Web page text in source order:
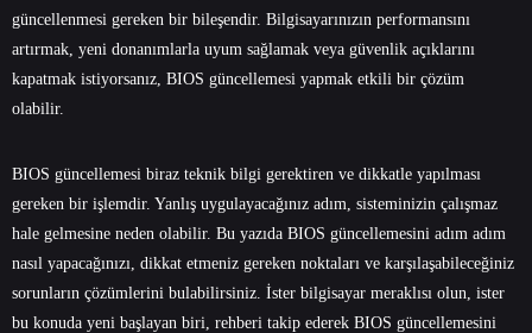
güncellenmesi gereken bir bileşendir. Bilgisayarınızın performansını
artırmak, yeni donanımlarla uyum sağlamak veya güvenlik açıklarını
kapatmak istiyorsanız, BIOS güncellemesi yapmak etkili bir çözüm
olabilir.
BIOS güncellemesi biraz teknik bilgi gerektiren ve dikkatle yapılması
gereken bir işlemdir. Yanlış uygulayacağınız adım, sisteminizin çalışmaz
hale gelmesine neden olabilir. Bu yazıda BIOS güncellemesini adım adım
nasıl yapacağınızı, dikkat etmeniz gereken noktaları ve karşılaşabileceğiniz
sorunların çözümlerini bulabilirsiniz. İster bilgisayar meraklısı olun, ister
bu konuda yeni başlayan biri, rehberi takip ederek BIOS güncellemesini